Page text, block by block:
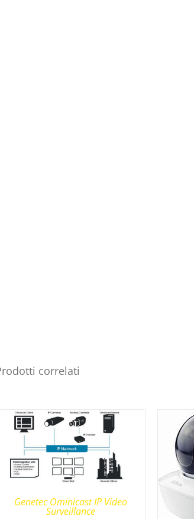
correlati
Genetec Ominicast IP Video
Surveillance